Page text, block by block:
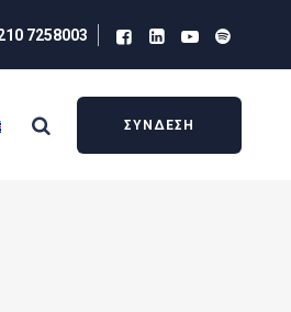
7258003
ΣΥΝΔΕΣΗ